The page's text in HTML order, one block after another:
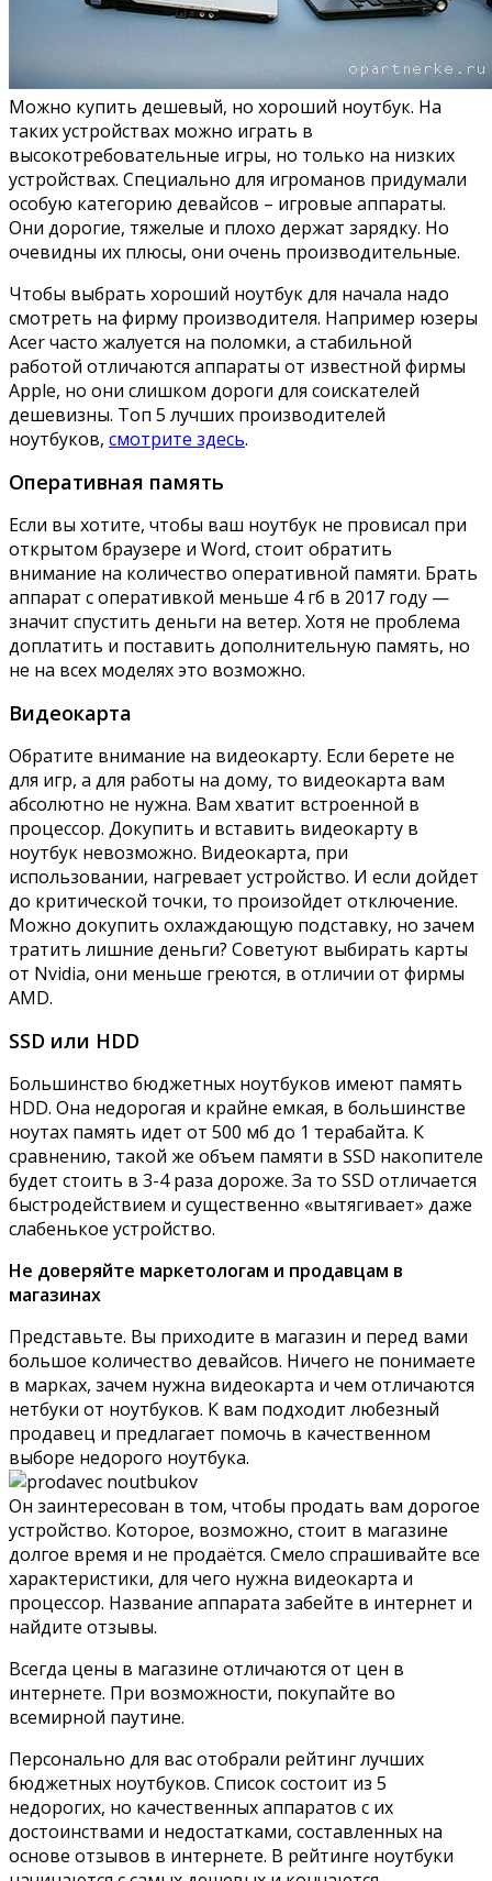
Можно купить дешевый, но хороший ноутбук. На
таких устройствах можно играть в
высокотребовательные игры, но только на низких
устройствах. Специально для игроманов придумали
особую категорию девайсов – игровые аппараты.
Они дорогие, тяжелые и плохо держат зарядку. Но
очевидны их плюсы, они очень производительные.
Чтобы выбрать хороший ноутбук для начала надо
смотреть на фирму производителя. Например юзеры
Acer часто жалуется на поломки, а стабильной
работой отличаются аппараты от известной фирмы
Apple, но они слишком дороги для соискателей
дешевизны. Топ 5 лучших производителей
ноутбуков, смотрите здесь.
Оперативная память
Если вы хотите, чтобы ваш ноутбук не провисал при
открытом браузере и Word, стоит обратить
внимание на количество оперативной памяти. Брать
аппарат с оперативкой меньше 4 гб в 2017 году —
значит спустить деньги на ветер. Хотя не проблема
доплатить и поставить дополнительную память, но
не на всех моделях это возможно.
Видеокарта
Обратите внимание на видеокарту. Если берете не
для игр, а для работы на дому, то видеокарта вам
абсолютно не нужна. Вам хватит встроенной в
процессор. Докупить и вставить видеокарту в
ноутбук невозможно. Видеокарта, при
использовании, нагревает устройство. И если дойдет
до критической точки, то произойдет отключение.
Можно докупить охлаждающую подставку, но зачем
тратить лишние деньги? Советуют выбирать карты
от Nvidia, они меньше греются, в отличии от фирмы
AMD.
SSD или HDD
Большинство бюджетных ноутбуков имеют память
HDD. Она недорогая и крайне емкая, в большинстве
ноутах память идет от 500 мб до 1 терабайта. К
сравнению, такой же объем памяти в SSD накопителе
будет стоить в 3-4 раза дороже. За то SSD отличается
быстродействием и существенно «вытягивает» даже
слабенькое устройство.
Не доверяйте маркетологам и продавцам в
магазинах
Представьте. Вы приходите в магазин и перед вами
большое количество девайсов. Ничего не понимаете
в марках, зачем нужна видеокарта и чем отличаются
нетбуки от ноутбуков. К вам подходит любезный
продавец и предлагает помочь в качественном
выборе недорого ноутбука.
Он заинтересован в том, чтобы продать вам дорогое
устройство. Которое, возможно, стоит в магазине
долгое время и не продаётся. Смело спрашивайте все
характеристики, для чего нужна видеокарта и
процессор. Название аппарата забейте в интернет и
найдите отзывы.
Всегда цены в магазине отличаются от цен в
интернете. При возможности, покупайте во
всемирной паутине.
Персонально для вас отобрали рейтинг лучших
бюджетных ноутбуков. Список состоит из 5
недорогих, но качественных аппаратов с их
достоинствами и недостатками, составленных на
основе отзывов в интернете. В рейтинге ноутбуки